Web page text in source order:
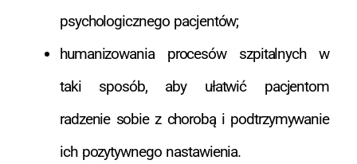
psychologicznego pacjentów;
humanizowania procesów szpitalnych w
taki sposób, aby ułatwić pacjentom
radzenie sobie z chorobą i podtrzymywanie
ich pozytywnego nastawienia.